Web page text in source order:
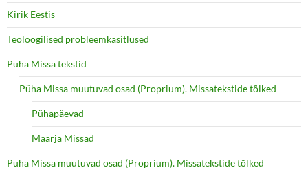
Kirik Eestis
Teoloogilised probleemkäsitlused
Püha Missa tekstid
Püha Missa muutuvad osad (Proprium). Missatekstide tõlked
Pühapäevad
Maarja Missad
Püha Missa muutuvad osad (Proprium). Missatekstide tõlked